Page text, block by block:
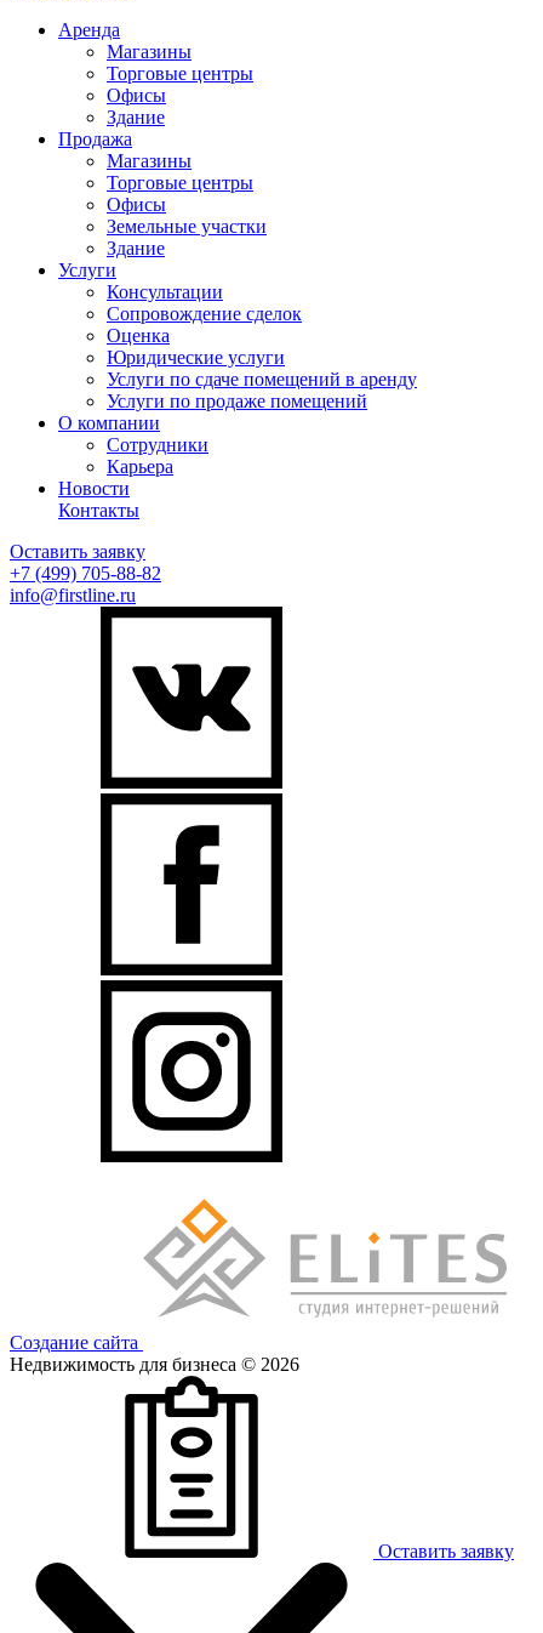
Аренда
Магазины
Торговые центры
Офисы
Здание
Продажа
Магазины
Торговые центры
Офисы
Земельные участки
Здание
Услуги
Консультации
Сопровождение сделок
Оценка
Юридические услуги
Услуги по сдаче помещений в аренду
Услуги по продаже помещений
О компании
Сотрудники
Карьера
Новости
Контакты
Оставить заявку
+7 (499) 705-88-82
info@firstline.ru
Создание сайта
Недвижимость для бизнеса © 2026
Оставить заявку